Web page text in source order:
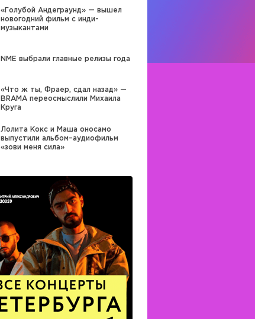
«Голубой Андеграунд» — вышел
новогодний фильм с инди-
музыкантами
NME выбрали главные релизы года
«Что ж ты, Фраер, сдал назад» —
BRAMA переосмыслили Михаила
Круга
Лолита Кокс и Маша оносамо
выпустили альбом–аудиофильм
«зови меня сила»